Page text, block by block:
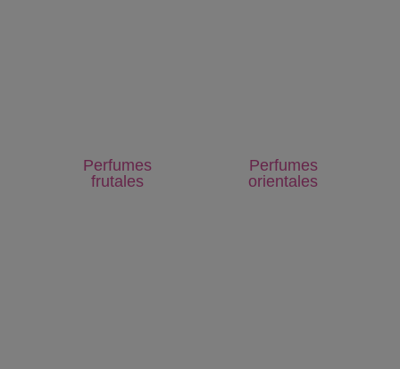
Perfumes
frutales
Perfumes
orientales